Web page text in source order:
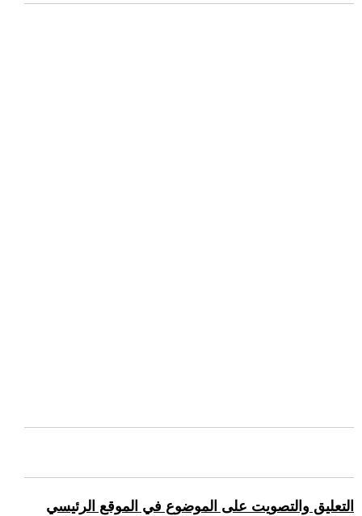
التعليق والتصويت على الموضوع في الموقع الرئيسي